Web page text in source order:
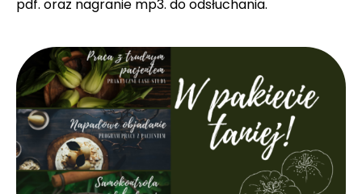
pdf. oraz nagranie mp3. do odsłuchania.